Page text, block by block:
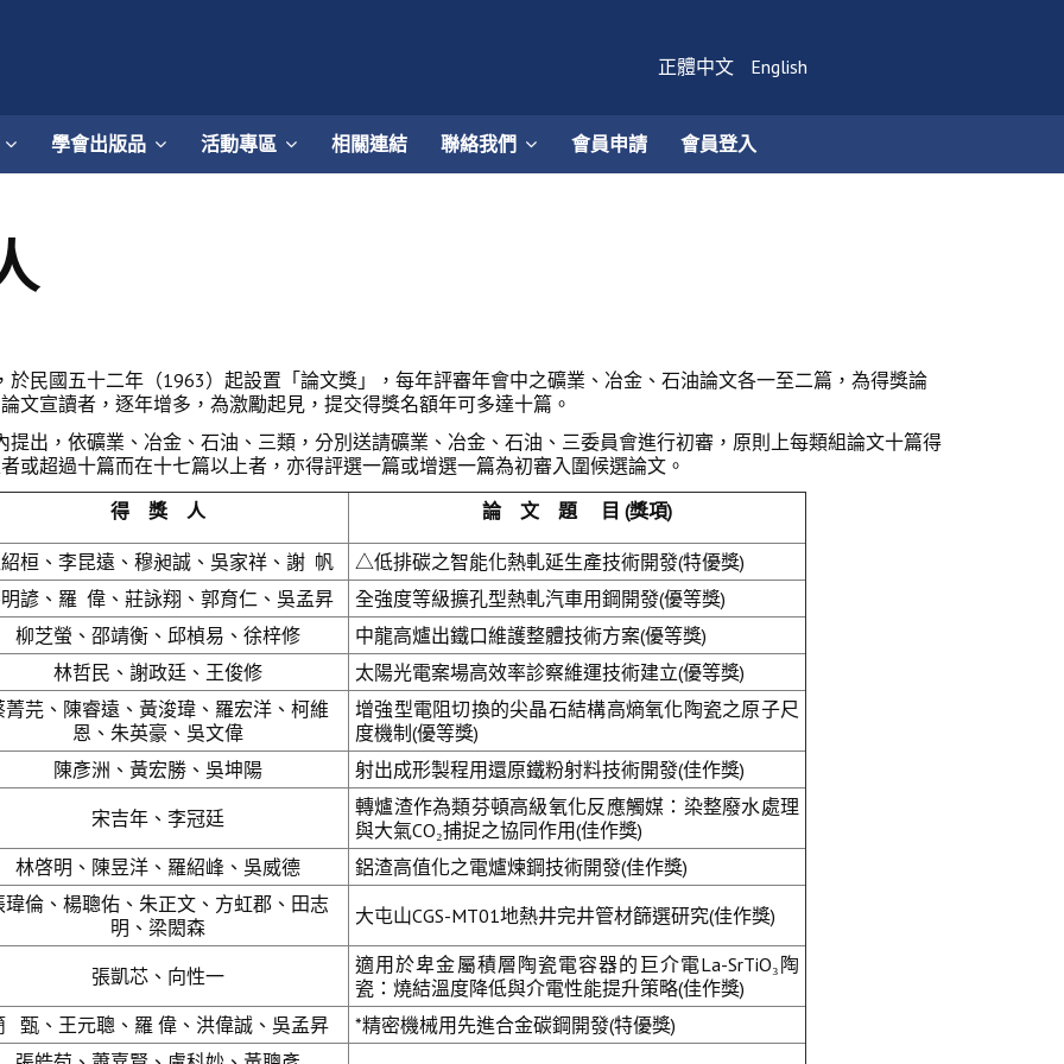
正體中文 English
學會出版品 活動專區 相關連結 聯絡我們 會員申請 會員登入
國五十二年（1963）起設置「論文獎」，每年評審年會中之礦業、冶金、石油論文各一至二篇，為得獎論
文宣讀者，逐年增多，為激勵起見，提交得獎名額年可多達十篇。
，依礦業、冶金、石油、三類，分別送請礦業、冶金、石油、三委員會進行初審，原則上每類組論文十篇得
或超過十篇而在十七篇以上者，亦得評選一篇或增選一篇為初審入圍候選論文。
得 獎 人
論 文 題 目 (獎項)
桓、李昆遠、穆昶誠、吳家祥、謝 帆 △低排碳之智能化熱軋延生產技術開發(特優獎)
諺、羅 偉、莊詠翔、郭育仁、吳孟昇
全強度等級擴孔型熱軋汽車用鋼開發(優等獎)
柳芝螢、邵靖衡、邱楨易、徐梓修
中龍高爐出鐵口維護整體技術方案(優等獎)
林哲民、謝政廷、王俊修
太陽光電案場高效率診察維運技術建立(優等獎)
菁芫、陳睿遠、黃浚瑋、羅宏洋、柯維
恩、朱英豪、吳文偉
增強型電阻切換的尖晶石結構高熵氧化陶瓷之原子尺
度機制(優等獎)
陳彥洲、黃宏勝、吳坤陽
射出成形製程用還原鐵粉射料技術開發(佳作獎)
宋吉年、李冠廷
轉爐渣作為類芬頓高級氧化反應觸媒：染整廢水處理
與大氣CO₂捕捉之協同作用(佳作獎)
林啓明、陳昱洋、羅紹峰、吳威德
鋁渣高值化之電爐煉鋼技術開發(佳作獎)
瑋倫、楊聰佑、朱正文、方虹郡、田志
明、梁閎森
大屯山CGS-MT01地熱井完井管材篩選研究(佳作獎)
張凱芯、向性一
適用於卑金屬積層陶瓷電容器的巨介電La-SrTiO₃陶
瓷：燒結溫度降低與介電性能提升策略(佳作獎)
甄、王元聰、羅 偉、洪偉誠、吳孟昇
*精密機械用先進合金碳鋼開發(特優獎)